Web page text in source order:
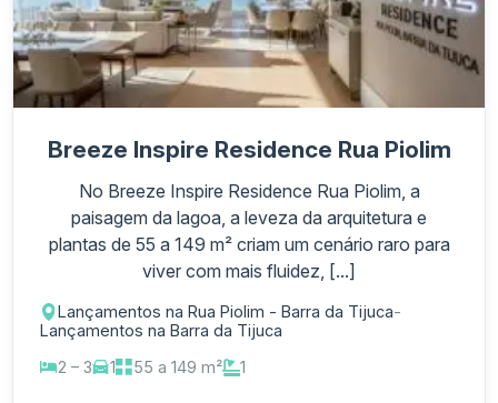
Breeze Inspire Residence Rua Piolim
No Breeze Inspire Residence Rua Piolim, a
paisagem da lagoa, a leveza da arquitetura e
plantas de 55 a 149 m² criam um cenário raro para
viver com mais fluidez, [...]
Lançamentos na Rua Piolim - Barra da Tijuca-
Lançamentos na Barra da Tijuca
2 – 3
1 55 a 149 m² 1